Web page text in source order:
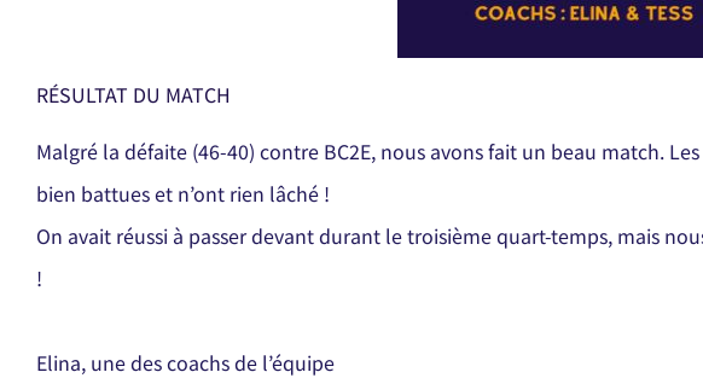
RÉSULTAT DU MATCH
Malgré la défaite (46-40) contre BC2E, nous avons fait un beau match.
bien battues et n’ont rien lâché !
On avait réussi à passer devant durant le troisième quart-temps, mais
!
Elina, une des coachs de l’équipe